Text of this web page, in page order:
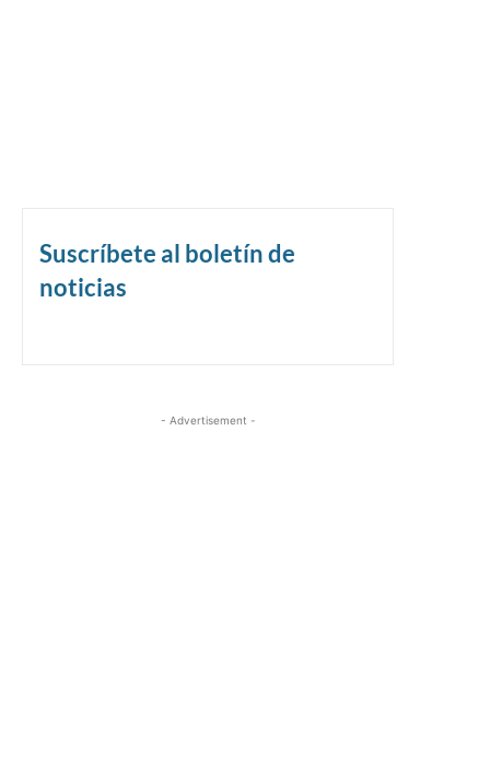
Suscríbete al boletín de
noticias
- Advertisement -